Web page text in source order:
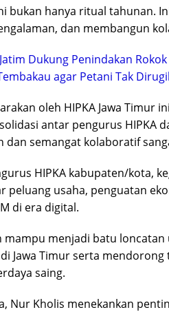
bukan hanya ritual tahunan.
dan membangun
Dukung Penindakan
agar Petani Tak
oleh HIPKA Jawa Timur
antar pengurus HIPKA
dan semangat kolaboratif
HIPKA kabupaten/kota,
peluang usaha, penguatan
di era digital.
mampu menjadi batu
Jawa Timur serta
saing.
Nur Kholis menekankan